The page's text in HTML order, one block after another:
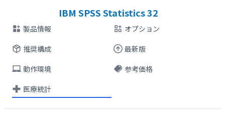
IBM SPSS Statistics 32
製品情報
オプション
推奨構成
最新版
動作環境
参考価格
医療統計